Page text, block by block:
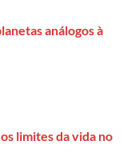
análogos à
limites da vida no